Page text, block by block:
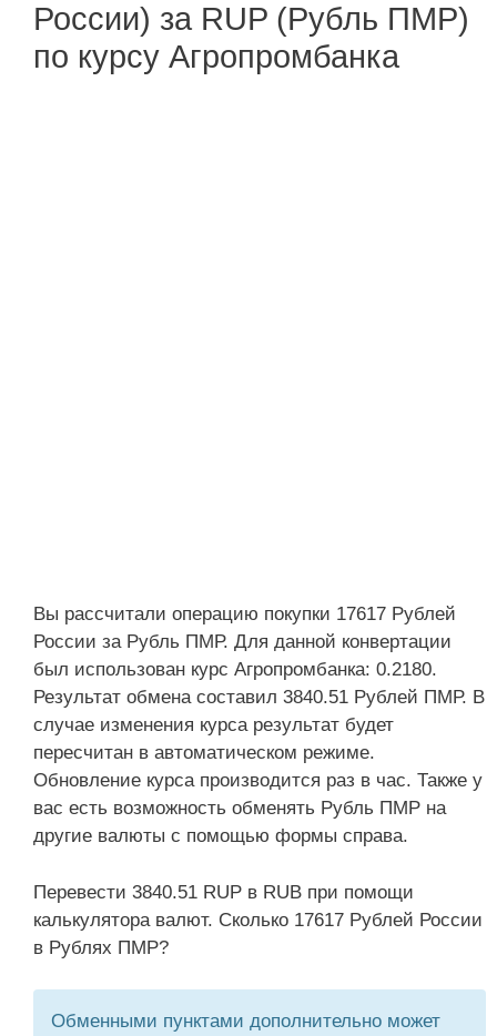
России) за RUP (Рубль ПМР)
по курсу Агропромбанка
Вы рассчитали операцию покупки 17617 Рублей
России за Рубль ПМР. Для данной конвертации
был использован курс Агропромбанка: 0.2180.
Результат обмена составил 3840.51 Рублей ПМР. В
случае изменения курса результат будет
пересчитан в автоматическом режиме.
Обновление курса производится раз в час. Также у
вас есть возможность обменять Рубль ПМР на
другие валюты с помощью формы справа.
Перевести 3840.51 RUP в RUB при помощи
калькулятора валют. Сколько 17617 Рублей России
в Рублях ПМР?
Обменными пунктами дополнительно может